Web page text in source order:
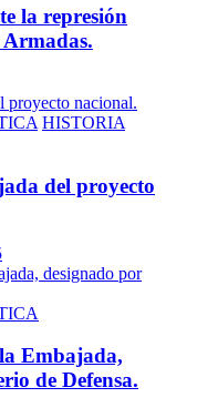
la represión
HISTORIA
del proyecto
Embajada,
de Defensa.